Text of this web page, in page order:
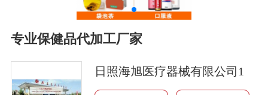
专业保健品代加工厂家
日照海旭医疗器械有限公司1